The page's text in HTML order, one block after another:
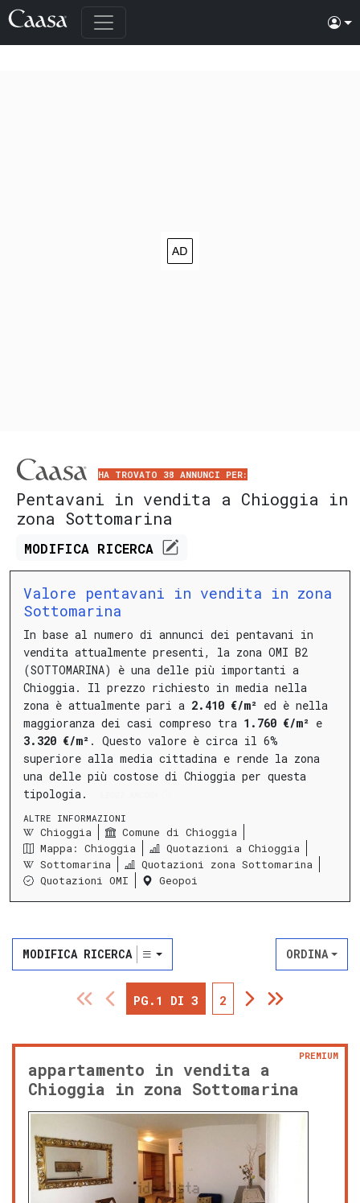
HA TROVATO 38 ANNUNCI PER:
Pentavani in vendita a Chioggia in
zona Sottomarina
MODIFICA RICERCA
Valore pentavani in vendita in zona
Sottomarina
In base al numero di annunci dei pentavani in
vendita attualmente presenti, la zona OMI B2
(SOTTOMARINA) è una delle più importanti a
Chioggia.
Il prezzo richiesto in media nella
zona è attualmente pari a 2.410 €/m² ed è nella
maggioranza dei casi compreso tra 1.760 €/m² e
3.320 €/m² . Questo valore è circa il 6%
superiore alla media cittadina e rende la zona
una delle più costose di Chioggia per questa
tipologia.
ALTRE INFORMAZIONI
Chioggia
Comune di Chioggia
Mappa: Chioggia
Quotazioni a Chioggia
Sottomarina
Quotazioni zona Sottomarina
Quotazioni OMI
Geopoi
MODIFICA RICERCA ORDINA
PG.1 DI 3 2
appartamento in vendita a
Chioggia in zona Sottomarina
PREMIUM